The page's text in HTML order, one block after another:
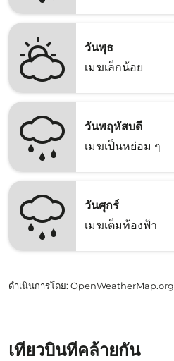
วันพุธ
เมฆเล็กน้อย
วันพฤหัสบดี
เมฆเป็นหย่อม ๆ
วันศุกร์
เมฆเต็มท้องฟ้า
ดำเนินการโดย: OpenWeatherMap.org
เที่ยวบินที่คล้ายกัน